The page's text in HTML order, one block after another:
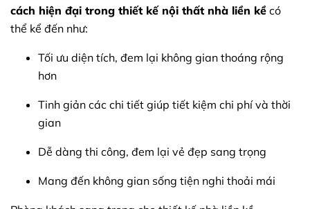
cách hiện đại trong thiết kế nội thất nhà liền kề có
thể kể đến như:
Tối ưu diện tích, đem lại không gian thoáng rộng
hơn
Tinh giản các chi tiết giúp tiết kiệm chi phí và thời
gian
Dễ dàng thi công, đem lại vẻ đẹp sang trọng
Mang đến không gian sống tiện nghi thoải mái